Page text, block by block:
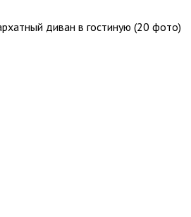
диван в гостиную (20 фото)